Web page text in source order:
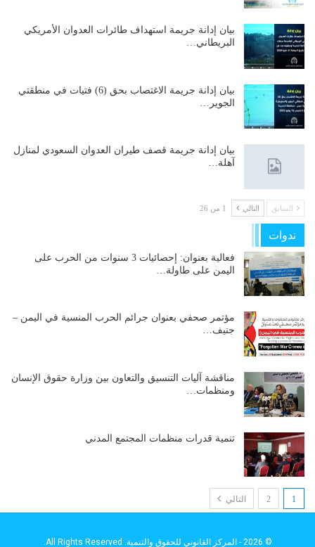
بيان إدانة جريمة استهداف طائرات العدوان الأمريكي
البريطاني…
بيان إدانة جريمة الاغتصاب بحق (6) فتيات في منطقتي
الجوير…
بيان إدانة جريمة قصف طيران العدوان السعودي لمنازل
آهلة…
السابق التالي 1 من 26
ندوات
فعالية بعنوان: إحصائيات 3 سنوات من الحرب على
اليمن على طاولة…
مؤتمر صحفي بعنوان جرائم الحرب المنسية في اليمن –
جنيف…
مناقشة آليات التنسيق والتعاون بين وزارة حقوق الإنسان
ومنظمات…
تنمية قدرات منظمات المجتمع المدني
1
2 التالي
© 2026 - المركز القانوني للحقوق والتنمية. All Rights Reserved.